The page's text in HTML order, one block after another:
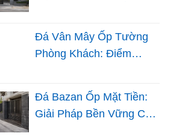
Đá Vân Mây Ốp Tường
Phòng Khách: Điểm
Đá Bazan Ốp Mặt Tiền:
Giải Pháp Bền Vững Cho